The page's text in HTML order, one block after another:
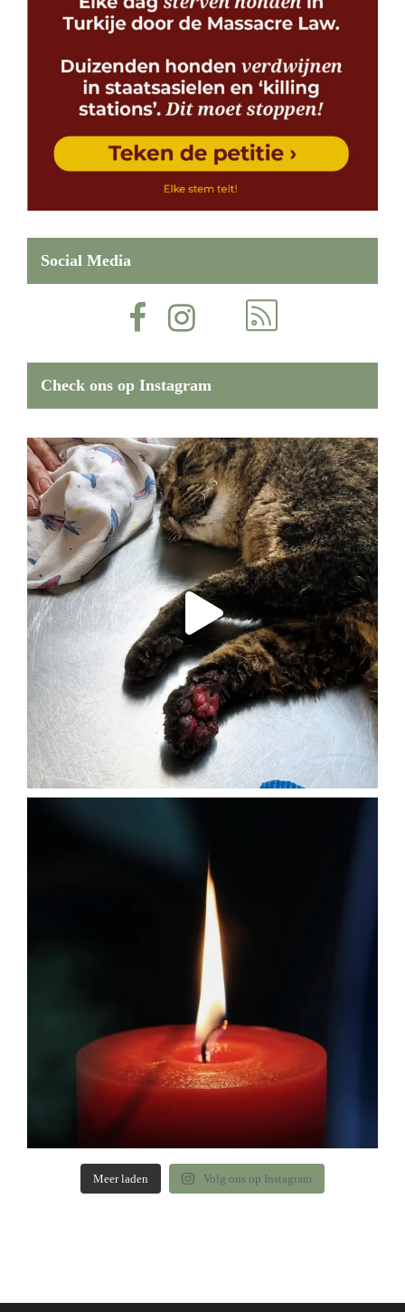
Social Media
Check ons op Instagram
Meer laden Volg ons op Instagram